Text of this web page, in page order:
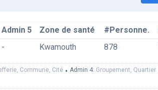
Admin 5 Zone de santé #Personne.
- Kwamouth 878
Commune, Cité • Admin 4: Groupement, Quartier